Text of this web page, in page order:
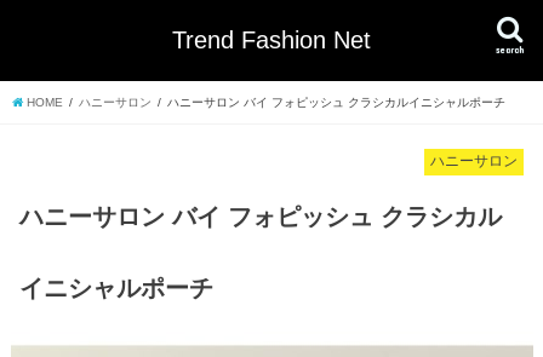
Trend Fashion Net search
HOME ハニーサロン ハニーサロン バイ フォピッシュ クラシカルイニシャルポーチ
ハニーサロン
ハニーサロン バイ フォピッシュ クラシカル
イニシャルポーチ